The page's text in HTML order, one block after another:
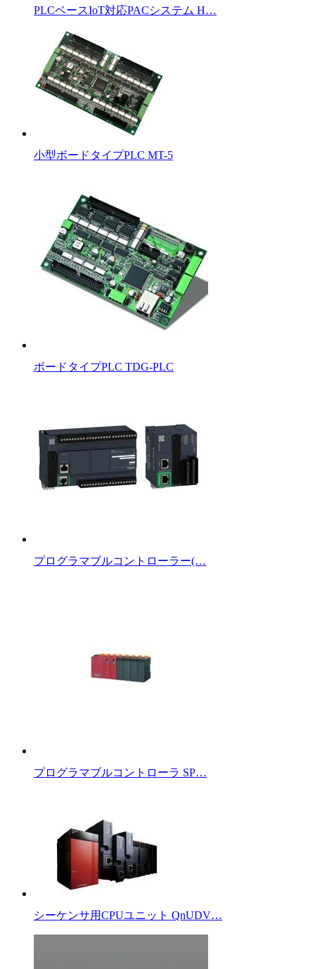
PLCベースIoT対応PACシステム H…
小型ボードタイプPLC MT-5
ボードタイプPLC TDG-PLC
プログラマブルコントローラー(…
プログラマブルコントローラ SP…
シーケンサ用CPUユニット QnUDV…